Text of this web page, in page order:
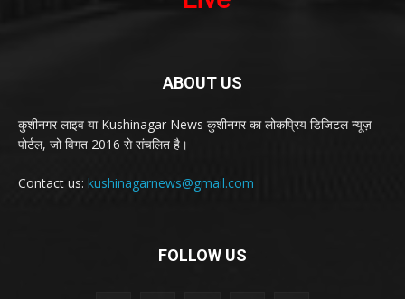
ABOUT US
कुशीनगर लाइव या Kushinagar News कुशीनगर का लोकप्रिय डिजिटल न्यूज़
पोर्टल, जो विगत 2016 से संचलित है।
Contact us: kushinagarnews@gmail.com
FOLLOW US